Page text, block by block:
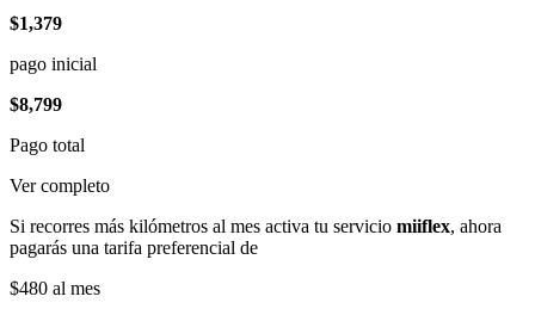
$1,379
pago inicial
$8,799
Pago total
Ver completo
Si recorres más kilómetros al mes activa tu servicio miiflex, ahora
pagarás una tarifa preferencial de
$480 al mes